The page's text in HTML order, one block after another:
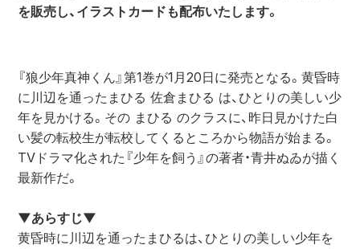
を販売し、イラストカードも配布いたします。
『狼少年真神くん』第1巻が1月20日に発売となる。黄昏時
に川辺を通ったまひる 佐倉まひる は、ひとりの美しい少
年を見かける。その まひる のクラスに、昨日見かけた白
い髪の転校生が転校してくるところから物語が始まる。
TVドラマ化された『少年を飼う』の著者・青井ぬゐが描く
最新作だ。
▼あらすじ▼
黄昏時に川辺を通ったまひるは、ひとりの美しい少年を